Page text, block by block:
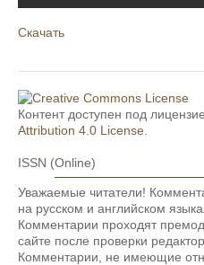
Скачать
Контент доступен под
Attribution 4.0 License
ISSN (Online)
Уважаемые читатели!
на русском и английском
Комментарии проходят
сайте после проверки
Комментарии, не имеющие